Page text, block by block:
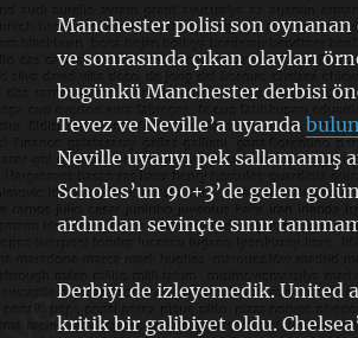
Manchester polisi son oynanan
ve sonrasında çıkan olayları
bugünkü Manchester derbisi
Tevez ve Neville’a uyarıda
Neville uyarıyı pek sallamamış
Scholes’un 90+3’de gelen
ardından sevinçte sınır
Derbiyi de izleyemedik. United
kritik bir galibiyet oldu.